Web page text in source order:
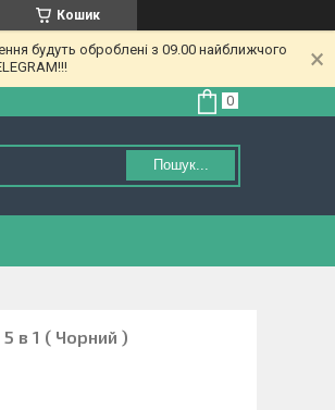
Кошик
будуть оброблені з 09.00 найближчого
Пошук...
в 1 ( Чорний )